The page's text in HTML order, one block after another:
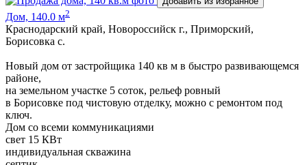
Дом, 140.0 м2
Краснодарский край, Новороссийск г., Приморский,
Борисовка с.
Новый дом от застройщика 140 кв м в быстро развивающемся
районе,
на земельном участке 5 соток, рельеф ровный
в Борисовке под чистовую отделку, можно с ремонтом под
ключ.
Дом со всеми коммуникациями
свет 15 КВт
индивидуальная скважина